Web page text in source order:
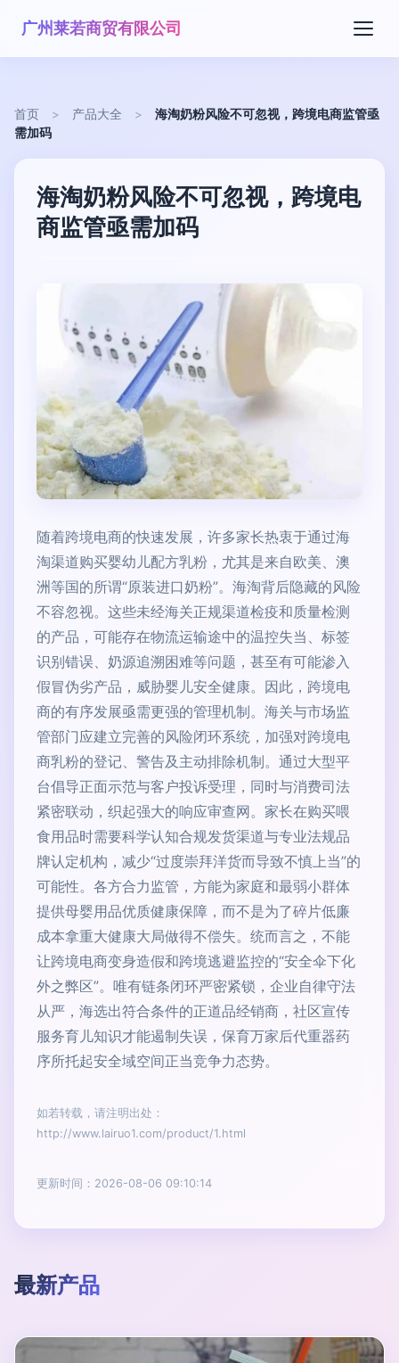
广州莱若商贸有限公司
首页 > 产品大全 >
海淘奶粉风险不可忽视，跨境电商监管亟
需加码
海淘奶粉风险不可忽视，跨境电
商监管亟需加码
随着跨境电商的快速发展，许多家长热衷于通过海
淘渠道购买婴幼儿配方乳粉，尤其是来自欧美、澳
洲等国的所谓“原装进口奶粉”。海淘背后隐藏的风险
不容忽视。这些未经海关正规渠道检疫和质量检测
的产品，可能存在物流运输途中的温控失当、标签
识别错误、奶源追溯困难等问题，甚至有可能渗入
假冒伪劣产品，威胁婴儿安全健康。因此，跨境电
商的有序发展亟需更强的管理机制。海关与市场监
管部门应建立完善的风险闭环系统，加强对跨境电
商乳粉的登记、警告及主动排除机制。通过大型平
台倡导正面示范与客户投诉受理，同时与消费司法
紧密联动，织起强大的响应审查网。家长在购买喂
食用品时需要科学认知合规发货渠道与专业法规品
牌认定机构，减少“过度崇拜洋货而导致不慎上当”的
可能性。各方合力监管，方能为家庭和最弱小群体
提供母婴用品优质健康保障，而不是为了碎片低廉
成本拿重大健康大局做得不偿失。统而言之，不能
让跨境电商变身造假和跨境逃避监控的“安全伞下化
外之弊区”。唯有链条闭环严密紧锁，企业自律守法
从严，海选出符合条件的正道品经销商，社区宣传
服务育儿知识才能遏制失误，保育万家后代重器药
序所托起安全域空间正当竞争力态势。
如若转载，请注明出处：
http://www.lairuo1.com/product/1.html
更新时间：2026-08-06 09:10:14
最新产品